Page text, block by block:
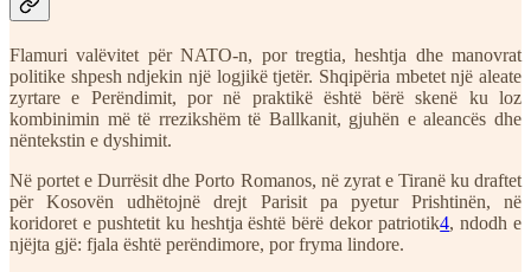
Flamuri valëvitet për NATO-n, por tregtia, heshtja dhe manovrat
politike shpesh ndjekin një logjikë tjetër. Shqipëria mbetet një aleate
zyrtare e Perëndimit, por në praktikë është bërë skenë ku loz
kombinimin më të rrezikshëm të Ballkanit, gjuhën e aleancës dhe
nëntekstin e dyshimit.
Në portet e Durrësit dhe Porto Romanos, në zyrat e Tiranë ku draftet
për Kosovën udhëtojnë drejt Parisit pa pyetur Prishtinën, në
koridoret e pushtetit ku heshtja është bërë dekor patriotik4, ndodh e
njëjta gjë: fjala është perëndimore, por fryma lindore.